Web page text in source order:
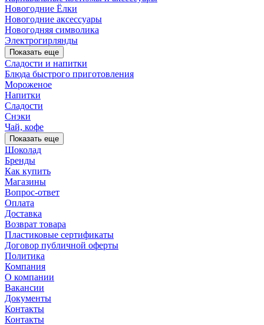
Новогодние Ёлки
Новогодние аксессуары
Новогодняя символика
Электрогирлянды
Показать еще
Сладости и напитки
Блюда быстрого приготовления
Мороженое
Напитки
Сладости
Снэки
Чай, кофе
Показать еще
Шоколад
Бренды
Как купить
Магазины
Вопрос-ответ
Оплата
Доставка
Возврат товара
Пластиковые сертификаты
Договор публичной оферты
Политика
Компания
О компании
Вакансии
Документы
Контакты
Контакты